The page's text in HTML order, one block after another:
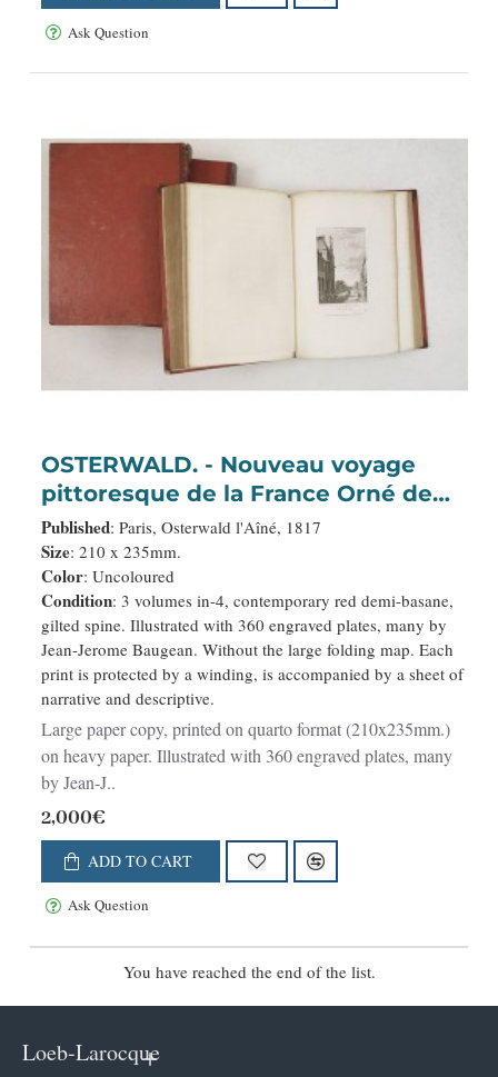
Ask Question
OSTERWALD. - Nouveau voyage
pittoresque de la France Orné de
trois cent soixante gravures
exécutées sur des dessins fait
d'après nature, et représentant des
Vues des principales Villes de
France, Ports de Mer, Monuments
anciens et modernes, Sites
remarqu
Published: Paris, Osterwald l'Aîné, 1817
Size: 210 x 235mm.
Color: Uncoloured
Condition: 3 volumes in-4, contemporary red demi-basane,
gilted spine. Illustrated with 360 engraved plates, many by
Jean-Jerome Baugean. Without the large folding map. Each
print is protected by a winding, is accompanied by a sheet of
narrative and descriptive.
Large paper copy, printed on quarto format (210x235mm.)
on heavy paper. Illustrated with 360 engraved plates, many
by Jean-J..
2,000€
ADD TO CART
Ask Question
You have reached the end of the list.
Loeb-Larocque